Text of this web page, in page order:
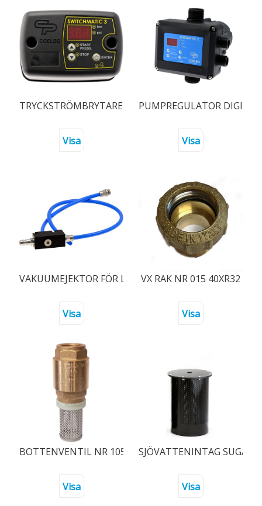
TRYCKSTRÖMBRYTARE DIGITAL SWITCHMATIC 3
Visa
PUMPREGULATOR
Visa
VAKUUMEJEKTOR FÖR LUFTEVAK. I VÄTSKERÖR
Visa
VX RAK NR 015 40XR32
Visa
BOTTENVENTIL NR 105 EUROPA 32
Visa
SJÖVATTENINTAG
Visa